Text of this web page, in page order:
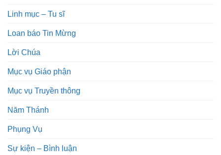
Linh mục – Tu sĩ
Loan báo Tin Mừng
Lời Chúa
Mục vụ Giáo phận
Mục vụ Truyền thông
Năm Thánh
Phụng Vụ
Sự kiện – Bình luận